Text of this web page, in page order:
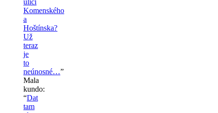
ulici
Komenského
a
Hoštínska?
Už
teraz
je
to
neúnosné…”
Mala
kundo:
“Dat
tam